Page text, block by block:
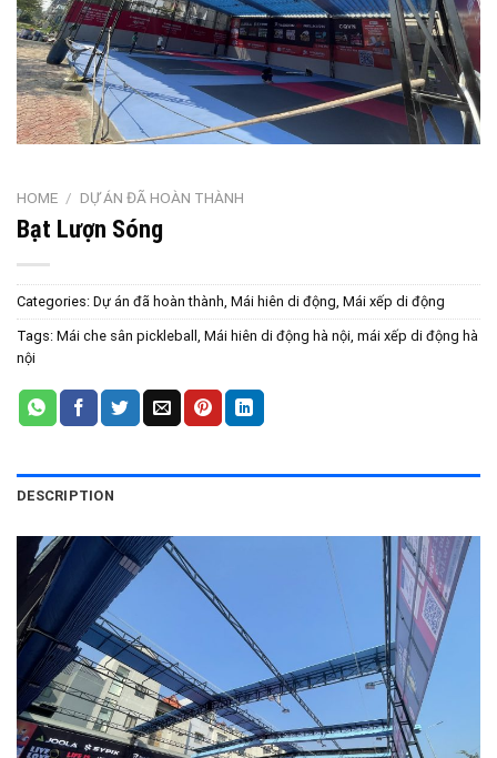
HOME / DỰ ÁN ĐÃ HOÀN THÀNH
Bạt Lượn Sóng
Categories: Dự án đã hoàn thành, Mái hiên di động, Mái xếp di động
Tags: Mái che sân pickleball , Mái hiên di động hà nội, mái xếp di động hà
nội
DESCRIPTION